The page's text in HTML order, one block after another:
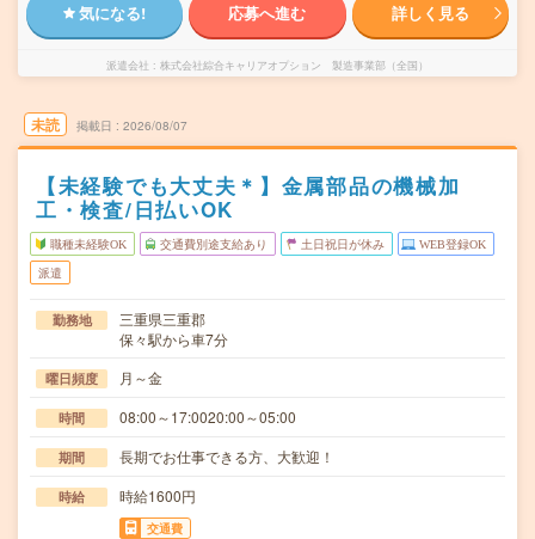
気になる! 応募へ進む 詳しく見る
派遣会社 株式会社綜合キャリアオプション 製造事業部（全国）
未読 掲載日 2026/08/07
【未経験でも大丈夫＊】金属部品の機械加
工・検査/日払いOK
職種未経験OK 交通費別途支給あり 土日祝日が休み WEB登録OK
派遣
勤務地
三重県三重郡
保々駅から車7分
曜日頻度 月～金
時間 08:00～17:0020:00～05:00
期間 長期でお仕事できる方、大歓迎！
時給 時給1600円
交通費